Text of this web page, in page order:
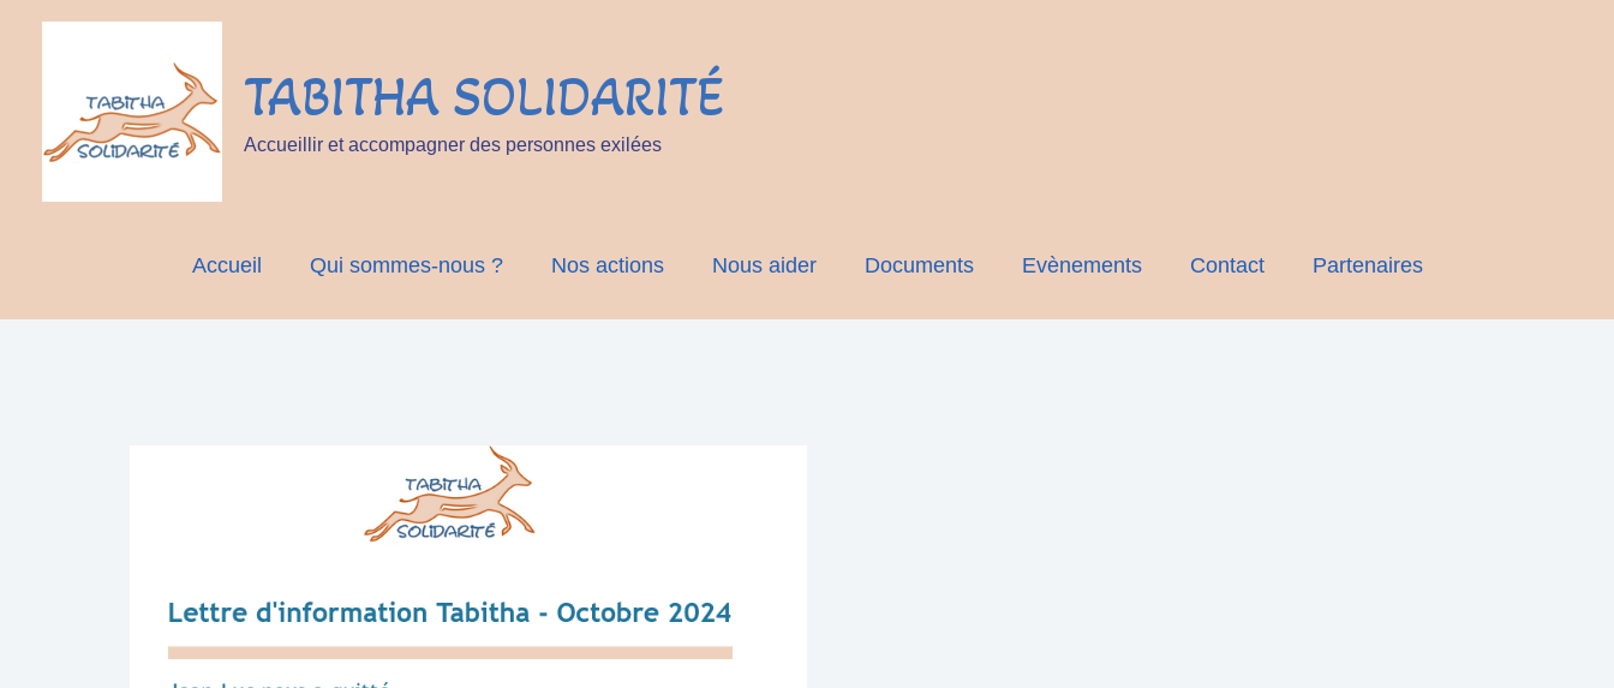
TABITHA SOLIDARITÉ
Accueillir et accompagner des personnes exilées
Accueil Qui sommes-nous ? Nos actions Nous aider Documents Evènements Contact Partenaires